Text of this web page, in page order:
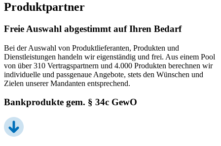
Produktpartner
Freie Auswahl abgestimmt auf Ihren Bedarf
Bei der Auswahl von Produktlieferanten, Produkten und
Dienstleistungen handeln wir eigenständig und frei. Aus einem Pool
von über 310 Vertragspartnern und 4.000 Produkten berechnen wir
individuelle und passgenaue Angebote, stets den Wünschen und
Zielen unserer Mandanten entsprechend.
Bankprodukte gem. § 34c GewO